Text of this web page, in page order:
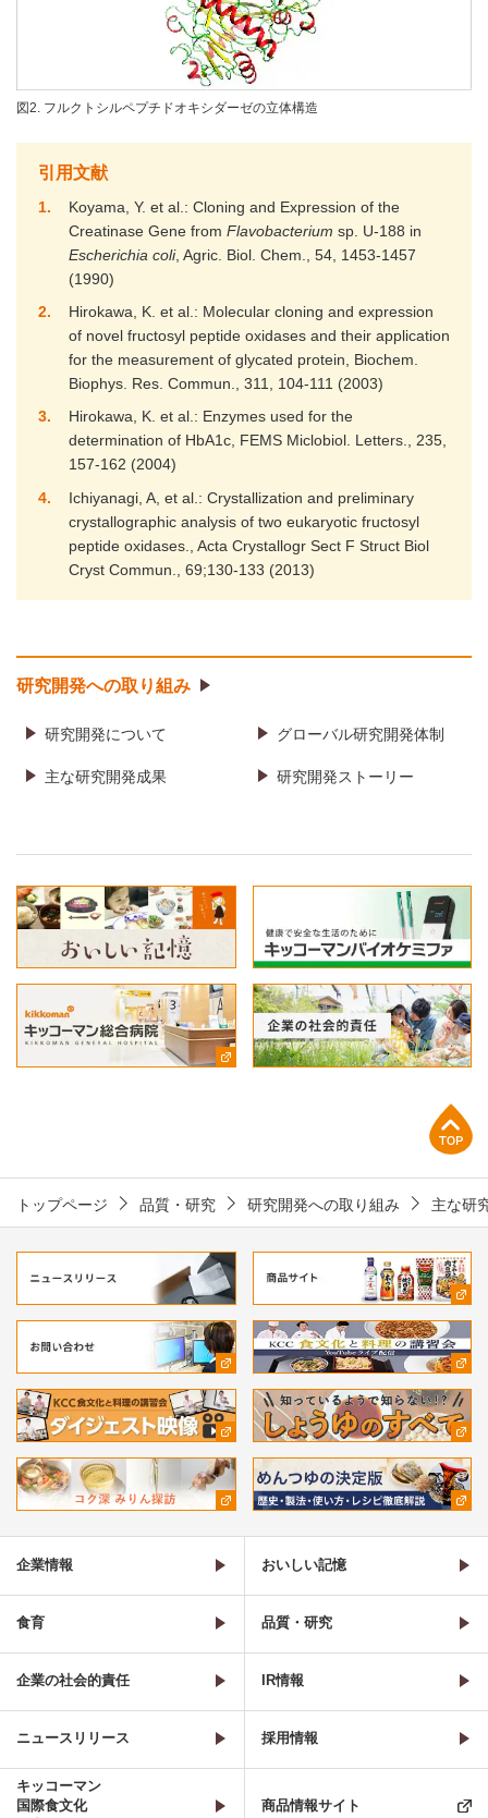
図2. フルクトシルペプチドオキシダーゼの立体構造
引用文献
1
Koyama, Y. et al.: Cloning and Expression of the
Creatinase Gene from Flavobacterium sp. U-188 in
Escherichia coli, Agric. Biol. Chem., 54, 1453-1457
(1990)
2
Hirokawa, K. et al.: Molecular cloning and expression
of novel fructosyl peptide oxidases and their application
for the measurement of glycated protein, Biochem.
Biophys. Res. Commun., 311, 104-111 (2003)
3
Hirokawa, K. et al.: Enzymes used for the
determination of HbA1c, FEMS Miclobiol. Letters., 235,
157-162 (2004)
4
Ichiyanagi, A, et al.: Crystallization and preliminary
crystallographic analysis of two eukaryotic fructosyl
peptide oxidases., Acta Crystallogr Sect F Struct Biol
Cryst Commun., 69;130-133 (2013)
研究開発への取り組み
研究開発について グローバル研究開発体制
主な研究開発成果 研究開発ストーリー
トップページ 品質・研究 研究開発への取り組み 主な研
企業情報 おいしい記憶
食育 品質・研究
企業の社会的責任 IR情報
ニュースリリース 採用情報
キッコーマン
国際食文化
商品情報サイト